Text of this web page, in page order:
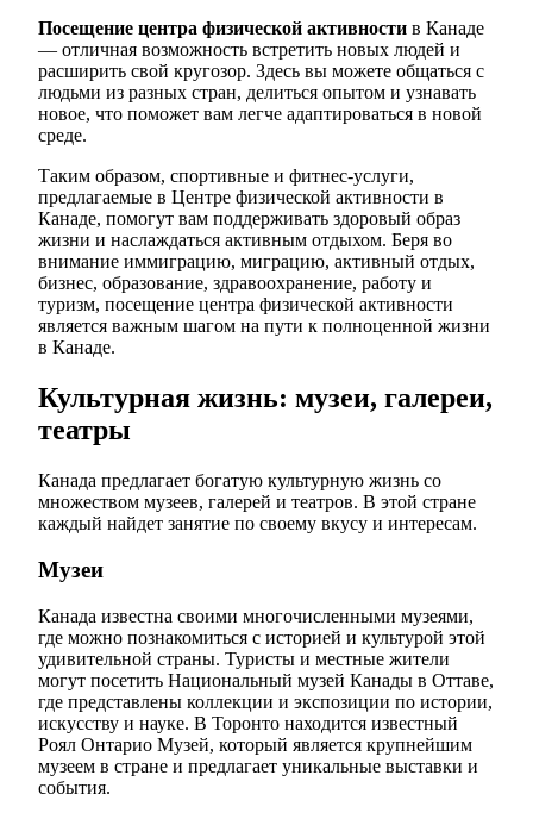
Посещение центра физической активности в Канаде
— отличная возможность встретить новых людей и
расширить свой кругозор. Здесь вы можете общаться с
людьми из разных стран, делиться опытом и узнавать
новое, что поможет вам легче адаптироваться в новой
среде.
Таким образом, спортивные и фитнес-услуги,
предлагаемые в Центре физической активности в
Канаде, помогут вам поддерживать здоровый образ
жизни и наслаждаться активным отдыхом. Беря во
внимание иммиграцию, миграцию, активный отдых,
бизнес, образование, здравоохранение, работу и
туризм, посещение центра физической активности
является важным шагом на пути к полноценной жизни
в Канаде.
Культурная жизнь: музеи, галереи,
театры
Канада предлагает богатую культурную жизнь со
множеством музеев, галерей и театров. В этой стране
каждый найдет занятие по своему вкусу и интересам.
Музеи
Канада известна своими многочисленными музеями,
где можно познакомиться с историей и культурой этой
удивительной страны. Туристы и местные жители
могут посетить Национальный музей Канады в Оттаве,
где представлены коллекции и экспозиции по истории,
искусству и науке. В Торонто находится известный
Роял Онтарио Музей, который является крупнейшим
музеем в стране и предлагает уникальные выставки и
события.